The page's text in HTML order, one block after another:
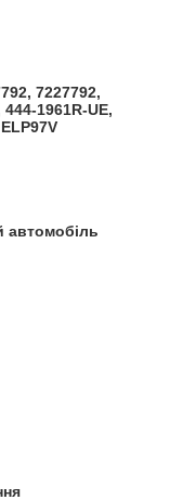
7227792,
444-1961R-UE,
автомобіль